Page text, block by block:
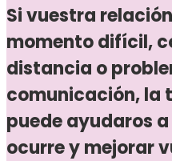
Si vuestra
momento difícil,
distancia o
comunicación, la
puede ayudaros
ocurre y mejorar